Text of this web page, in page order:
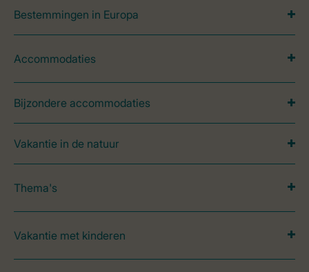
Bestemmingen in Europa
Accommodaties
Bijzondere accommodaties
Vakantie in de natuur
Thema's
Vakantie met kinderen